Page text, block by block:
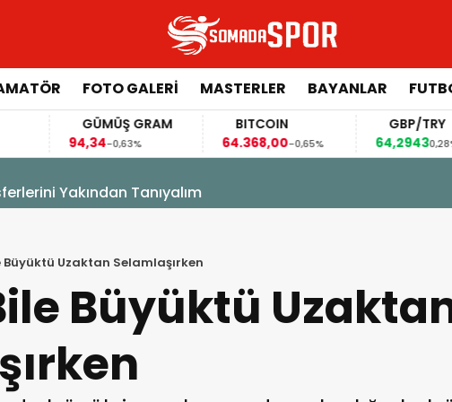
FOTO GALERI MASTERLER BAYANLAR
GÜMÜŞ GRAM
94,34-0,63%
BITCOIN
64.368,00-0,65%
GBP/TRY
64,29430,28%
Yakından Tanıyalım
Büyüktü Uzaktan Selamlaşırken
Büyüktü